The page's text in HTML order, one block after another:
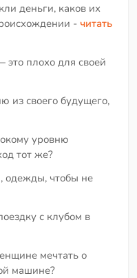
деньги, каков их
-читать
плохо для своей
из своего будущего,
уровню
тот же?
одежды, чтобы не
с клубом в
мечтать о
машине?